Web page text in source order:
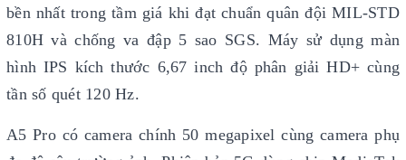
bền nhất trong tầm giá khi đạt chuẩn quân đội MIL-STD
810H và chống va đập 5 sao SGS. Máy sử dụng màn
hình IPS kích thước 6,67 inch độ phân giải HD+ cùng
tần số quét 120 Hz.
A5 Pro có camera chính 50 megapixel cùng camera phụ